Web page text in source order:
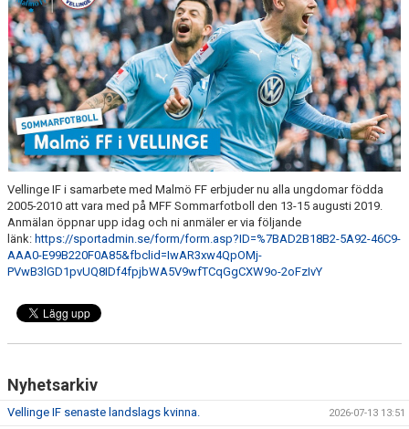
TJEJPROJEKTET
VELLINGE IF:S VÄNNER
DOKUMENT
KONTAKT
Vellinge IF i samarbete med Malmö FF erbjuder nu alla ungdomar födda
2005-2010 att vara med på MFF Sommarfotboll den 13-15 augusti 2019.
Anmälan öppnar upp idag och ni anmäler er via följande
länk: https://sportadmin.se/form/form.asp?ID=%7BAD2B18B2-5A92-46C9-
AAA0-E99B220F0A85&fbclid=IwAR3xw4QpOMj-
PVwB3lGD1pvUQ8IDf4fpjbWA5V9wfTCqGgCXW9o-2oFzIvY
Nyhetsarkiv
Vellinge IF senaste landslags kvinna. 2026-07-13 13:51